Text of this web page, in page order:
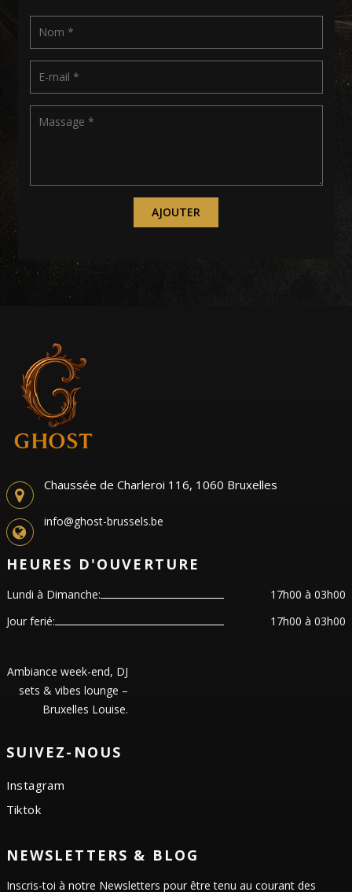
AJOUTER
Chaussée de Charleroi 116, 1060 Bruxelles
info@ghost-brussels.be
HEURES D'OUVERTURE
Lundi à Dimanche:
17h00 à 03h00
Jour ferié:
17h00 à 03h00
Ambiance week-end, DJ
sets & vibes lounge –
Bruxelles Louise.
SUIVEZ-NOUS
Instagram
Tiktok
NEWSLETTERS & BLOG
Inscris-toi à notre Newsletters pour être tenu au courant des